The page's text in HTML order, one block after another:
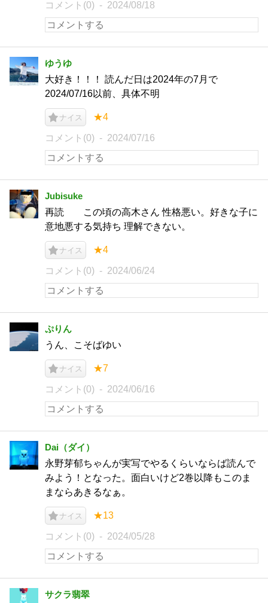
コメント(0) 2024/08/18
ゆうゆ
大好き！！！ 読んだ日は2024年の7月で
2024/07/16以前、具体不明
ナイス ★4
コメント(0) 2024/07/16
Jubisuke
再読 この頃の高木さん 性格悪い。好きな子に
意地悪する気持ち 理解できない。
ナイス ★4
コメント(0) 2024/06/24
ぷりん
うん、こそばゆい
ナイス ★7
コメント(0) 2024/06/16
Dai（ダイ）
永野芽郁ちゃんが実写でやるくらいならば読んで
みよう！となった。面白いけど2巻以降もこのま
まならあきるなぁ。
ナイス ★13
コメント(0) 2024/05/28
サクラ翡翠